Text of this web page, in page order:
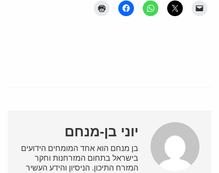
יוני בן-מנחם
בן מנחם הוא אחד המומחים הידועים
בישראל בתחום המזרחנות וחקר
המזרח התיכון. הניסיון והידע העשיר